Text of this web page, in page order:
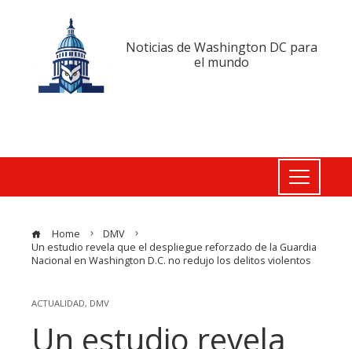
Noticias de Washington DC para
el mundo
Home
DMV
Un estudio revela que el despliegue reforzado de la Guardia
Nacional en Washington D.C. no redujo los delitos violentos
ACTUALIDAD, DMV
Un estudio revela